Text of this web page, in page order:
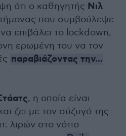
ότι ο καθηγητής Νιλ
που συμβούλεψε
να επιβάλει το lockdown,
ερωμένη του να τον
παραβιάζοντας την...
, η οποία είναι
ζει με τον σύζυγό της
λιρών στο νότιο